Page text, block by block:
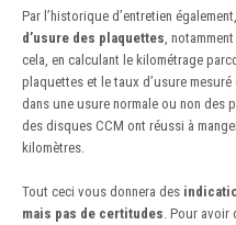
Par l’historique d’entretien
d’usure des plaquettes,
cela, en calculant le kilométrage
plaquettes et le taux d’usure
dans une usure normale ou non des
des disques CCM ont réussi à
kilomètres.
Tout ceci vous donnera des
mais pas de certitudes. Pour avoir